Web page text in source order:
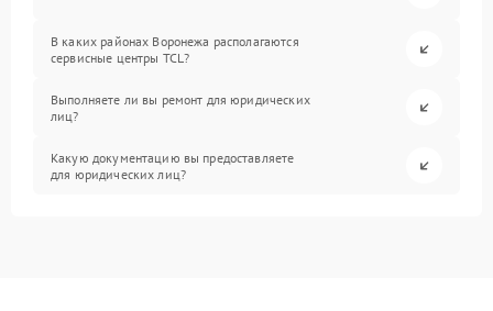
В каких районах Воронежа располагаются
сервисные центры TCL?
Выполняете ли вы ремонт для юридических
лиц?
Какую документацию вы предоставляете
для юридических лиц?